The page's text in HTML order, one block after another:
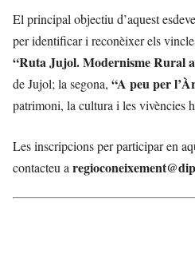
El principal objectiu d’aquest
per identificar i reconèixer els
“Ruta Jujol. Modernisme Rural
de Jujol; la segona, “A peu per
patrimoni, la cultura i les vivències
Les inscripcions per participar en
contacteu a